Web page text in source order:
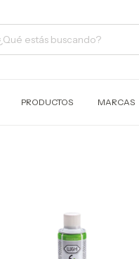
PRODUCTOS MARCAS